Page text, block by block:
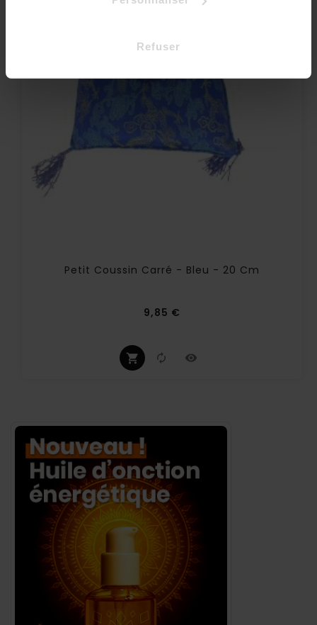
Refuser
Petit Coussin Carré - Bleu - 20 Cm
9,85 €